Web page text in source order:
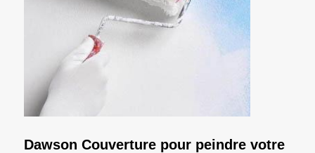
Dawson Couverture pour peindre votre